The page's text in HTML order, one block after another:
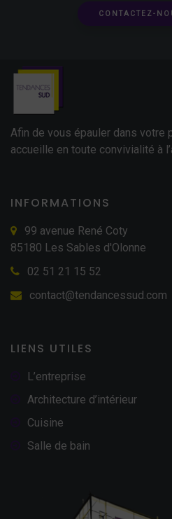
CONTACTEZ-
Afin de vous épauler dans votre
accueille en toute convivialité à
INFORMATIONS
99 avenue René Coty
85180 Les Sables d'Olonne
02 51 21 15 52
contact@tendancessud.com
LIENS UTILES
L’entreprise
Architecture d’intérieur
Cuisine
Salle de bain